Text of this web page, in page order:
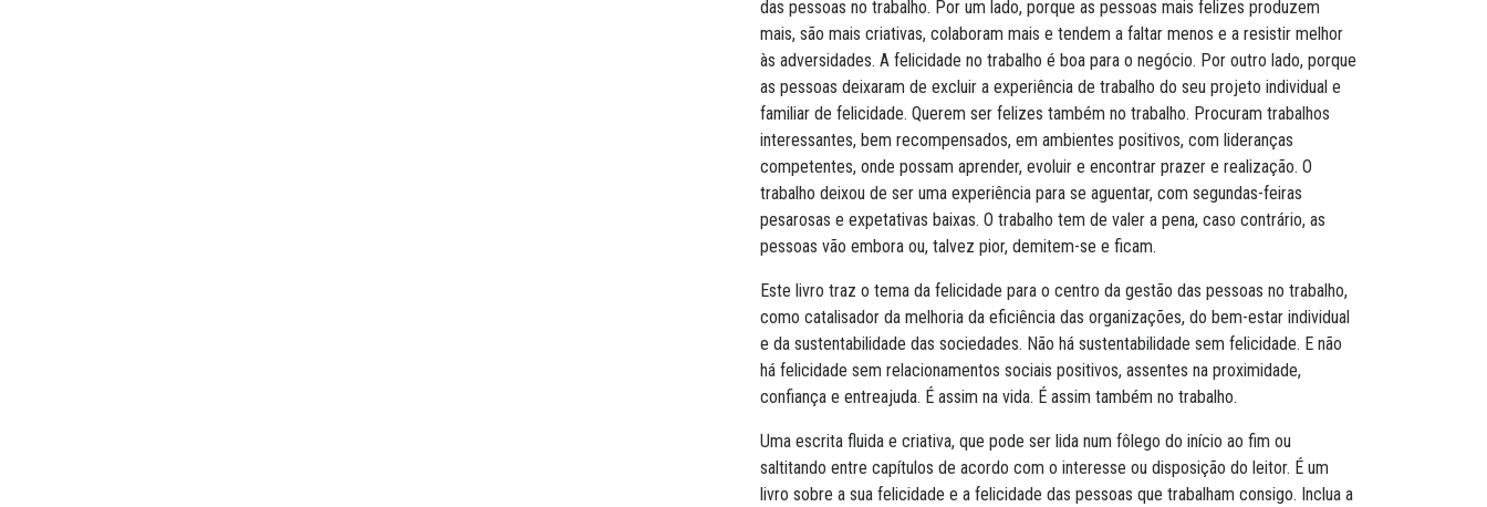
das pessoas no trabalho. Por um lado, porque as pessoas mais felizes produzem
mais, são mais criativas, colaboram mais e tendem a faltar menos e a resistir melhor
às adversidades. A felicidade no trabalho é boa para o negócio. Por outro lado, porque
as pessoas deixaram de excluir a experiência de trabalho do seu projeto individual e
familiar de felicidade. Querem ser felizes também no trabalho. Procuram trabalhos
interessantes, bem recompensados, em ambientes positivos, com lideranças
competentes, onde possam aprender, evoluir e encontrar prazer e realização. O
trabalho deixou de ser uma experiência para se aguentar, com segundas-feiras
pesarosas e expetativas baixas. O trabalho tem de valer a pena, caso contrário, as
pessoas vão embora ou, talvez pior, demitem-se e ficam.
Este livro traz o tema da felicidade para o centro da gestão das pessoas no trabalho,
como catalisador da melhoria da eficiência das organizações, do bem-estar individual
e da sustentabilidade das sociedades. Não há sustentabilidade sem felicidade. E não
há felicidade sem relacionamentos sociais positivos, assentes na proximidade,
confiança e entreajuda. É assim na vida. É assim também no trabalho.
Uma escrita fluida e criativa, que pode ser lida num fôlego do início ao fim ou
saltitando entre capítulos de acordo com o interesse ou disposição do leitor. É um
livro sobre a sua felicidade e a felicidade das pessoas que trabalham consigo. Inclua a